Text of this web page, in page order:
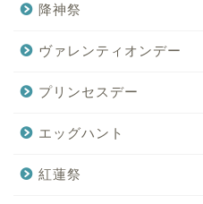
降神祭
ヴァレンティオンデー
プリンセスデー
エッグハント
紅蓮祭